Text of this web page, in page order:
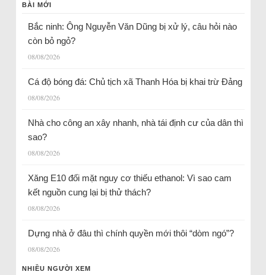
BÀI MỚI
Bắc ninh: Ông Nguyễn Văn Dũng bị xử lý, câu hỏi nào
còn bỏ ngỏ?
08/08/2026
Cá độ bóng đá: Chủ tịch xã Thanh Hóa bị khai trừ Đảng
08/08/2026
Nhà cho công an xây nhanh, nhà tái định cư của dân thì
sao?
08/08/2026
Xăng E10 đối mặt nguy cơ thiếu ethanol: Vì sao cam
kết nguồn cung lại bị thử thách?
08/08/2026
Dựng nhà ở đâu thì chính quyền mới thôi “dòm ngó”?
08/08/2026
NHIỀU NGƯỜI XEM